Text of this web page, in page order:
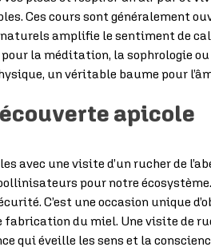
Ces cours sont
amplifie le sentiment de
la méditation, la sophrologie
un véritable baume pour
apicole
avec une visite d’un rucher de
pour notre
C’est une occasion unique
fabrication du miel. Une visite de
qui éveille les sens et la